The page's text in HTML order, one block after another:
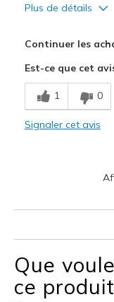
Plus de détails
Breathe Well
Comfortable
Continuer les
Est-ce que cet
1 0
Signaler cet avis
Que
ce